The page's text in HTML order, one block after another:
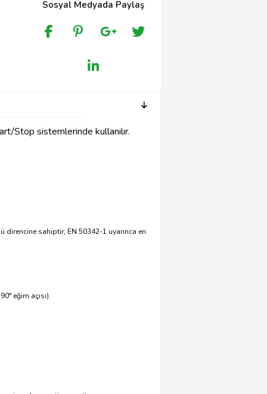
Sosyal Medyada Paylaş
Stop sistemlerinde kullanılır.
sahiptir; EN 50342-1 uyarınca en
eğim açısı).